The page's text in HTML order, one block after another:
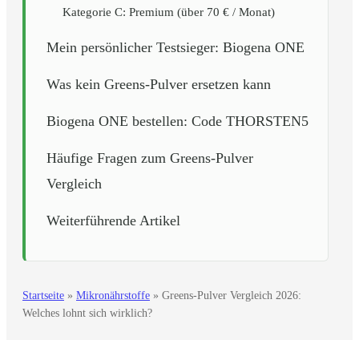
Kategorie C: Premium (über 70 € / Monat)
Mein persönlicher Testsieger: Biogena ONE
Was kein Greens-Pulver ersetzen kann
Biogena ONE bestellen: Code THORSTEN5
Häufige Fragen zum Greens-Pulver
Vergleich
Weiterführende Artikel
Startseite » Mikronährstoffe » Greens-Pulver Vergleich 2026:
Welches lohnt sich wirklich?